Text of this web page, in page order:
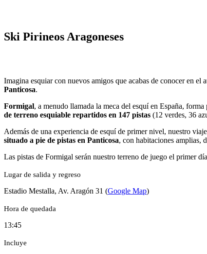
Ski Pirineos Aragoneses
Imagina esquiar con nuevos amigos que acabas de conocer en el
Panticosa.
Formigal, a menudo llamada la meca del esquí en España,
de terreno esquiable repartidos en 147 pistas (12 verdes, 36
Además de una experiencia de esquí de primer nivel, nuestro
situado a pie de pistas en Panticosa, con habitaciones amplias,
Las pistas de Formigal serán nuestro terreno de juego el primer
Lugar de salida y regreso
Estadio Mestalla, Av. Aragón 31 (Google Map)
Hora de quedada
13:45
Incluye